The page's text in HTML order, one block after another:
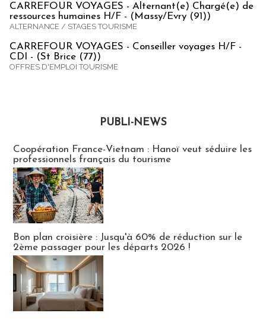
CARREFOUR VOYAGES - Alternant(e) Chargé(e) de
ressources humaines H/F - (Massy/Evry (91))
ALTERNANCE / STAGES TOURISME
CARREFOUR VOYAGES - Conseiller voyages H/F -
CDI - (St Brice (77))
OFFRES D'EMPLOI TOURISME
PUBLI-NEWS
Coopération France-Vietnam : Hanoï veut séduire les
professionnels français du tourisme
Bon plan croisière : Jusqu'à 60% de réduction sur le
2ème passager pour les départs 2026 !